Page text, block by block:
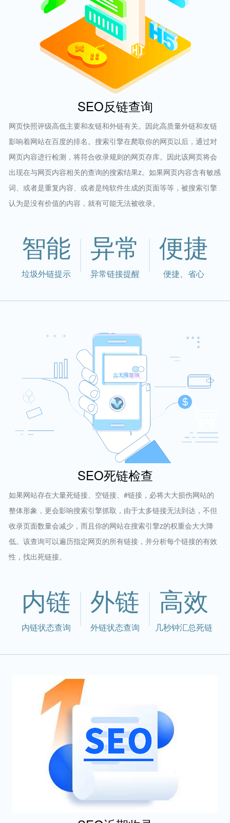
SEO反链查询
网页快照评级高低主要和友链和外链有关。因此高质量外链和友链
影响着网站在百度的排名。搜索引擎在爬取你的网页以后，通过对
网页内容进行检测，将符合收录规则的网页存库。因此该网页将会
出现在与网页内容相关的查询的搜索结果z。如果网页内容含有敏感
词、或者是重复内容、或者是纯软件生成的页面等等，被搜索引擎
认为是没有价值的内容，就有可能无法被收录。
智能
垃圾外链提示
异常
异常链接提醒
便捷
便捷、省心
SEO死链检查
如果网站存在大量死链接、空链接、#链接，必将大大损伤网站的
整体形象，更会影响搜索引擎抓取，由于太多链接无法到达，不但
收录页面数量会减少，而且你的网站在搜索引擎z的权重会大大降
低。该查询可以遍历指定网页的所有链接，并分析每个链接的有效
性，找出死链接。
内链
内链状态查询
外链
外链状态查询
高效
几秒钟汇总死链